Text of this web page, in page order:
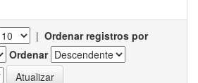
| Ordenar registros por
Ordenar